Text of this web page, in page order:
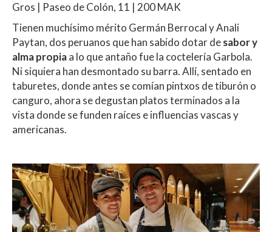
Gros | Paseo de Colón, 11 | 200 MAK
Tienen muchísimo mérito Germán Berrocal y Anali
Paytan, dos peruanos que han sabido dotar desabor y
alma propiaa lo que antaño fue la coctelería Garbola.
Ni siquiera han desmontado su barra. Allí, sentado en
taburetes, donde antes se comían pintxos de tiburón o
canguro, ahora se degustan platos terminados a la
vista donde se funden raíces e influencias vascas y
americanas.